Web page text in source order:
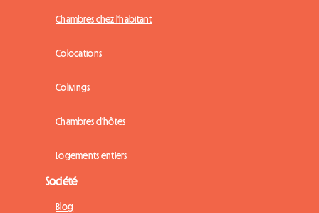
Chambres chez l'habitant
Colocations
Colivings
Chambres d'hôtes
Logements entiers
Société
Blog